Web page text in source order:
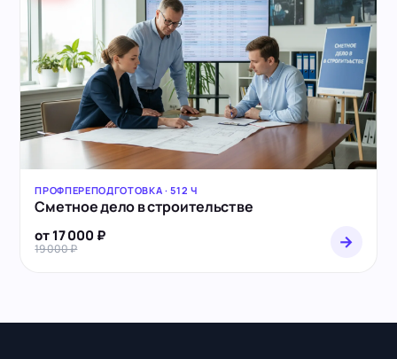
ПРОФПЕРЕПОДГОТОВКА · 512 Ч
Сметное дело в строительстве
от 17 000 ₽
19 000 ₽ →